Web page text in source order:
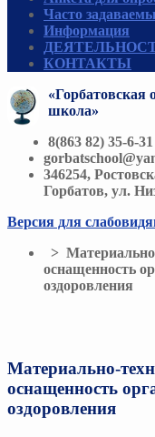
Часто
Информация
КОНТАКТЫ
«Горбатовская
школа»
8(863 82) 35-6-31
346254,
Горбатов, ул.
Версия для
>
оснащенность
оздоровления
Материально-
оснащенность
оздоровления